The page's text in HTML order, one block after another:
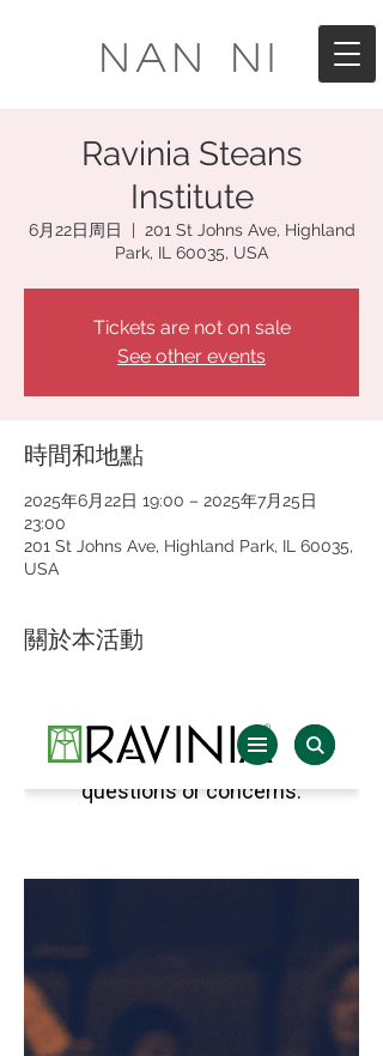
Nan Ni
Ravinia Steans
Institute
6月22日周日
  |
201 St Johns Ave, Highland
Park, IL 60035, USA
Tickets are not on sale
See other events
時間和地點
2025年6月22日 19:00 – 2025年7月25日
23:00
201 St Johns Ave, Highland Park, IL 60035,
USA
關於本活動